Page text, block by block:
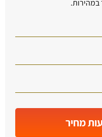
במהירות.
מחיר